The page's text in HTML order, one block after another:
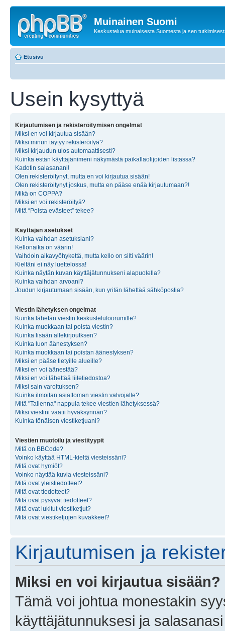
Muinainen Suomi
Keskustelua muinaisesta Suomesta ja sen
Etusivu
Usein kysyttyä
Kirjautumisen ja rekisteröitymisen ongelmat
Miksi en voi kirjautua sisään?
Miksi minun täytyy rekisteröityä?
Miksi kirjaudun ulos automaattisesti?
Kuinka estän käyttäjänimeni näkymästä paikallaolijoiden listassa?
Kadotin salasanani!
Olen rekisteröitynyt, mutta en voi kirjautua sisään!
Olen rekisteröitynyt joskus, mutta en pääse enää kirjautumaan?!
Mikä on COPPA?
Miksi en voi rekisteröityä?
Mitä “Poista evästeet” tekee?
Käyttäjän asetukset
Kuinka vaihdan asetuksiani?
Kellonaika on väärin!
Vaihdoin aikavyöhykettä, mutta kello on silti väärin!
Kieltäni ei näy luettelossa!
Kuinka näytän kuvan käyttäjätunnukseni alapuolella?
Kuinka vaihdan arvoani?
Joudun kirjautumaan sisään, kun yritän lähettää sähköpostia?
Viestin lähetyksen ongelmat
Kuinka lähetän viestin keskustelufoorumille?
Kuinka muokkaan tai poista viestin?
Kuinka lisään allekirjoutksen?
Kuinka luon äänestyksen?
Kuinka muokkaan tai poistan äänestyksen?
Miksi en pääse tietyille alueille?
Miksi en voi äänestää?
Miksi en voi lähettää liitetiedostoa?
Miksi sain varoituksen?
Kuinka ilmoitan asiattoman viestin valvojalle?
Mitä "Tallenna" nappula tekee viestien lähetyksessä?
Miksi viestini vaatii hyväksynnän?
Kuinka tönäisen viestiketjuani?
Viestien muotoilu ja viestityypit
Mitä on BBCode?
Voinko käyttää HTML-kieltä viesteissäni?
Mitä ovat hymiöt?
Voinko näyttää kuvia viesteissäni?
Mitä ovat yleistiedotteet?
Mitä ovat tiedotteet?
Mitä ovat pysyvät tiedotteet?
Mitä ovat lukitut viestiketjut?
Mitä ovat viestiketjujen kuvakkeet?
Kirjautumisen ja
Miksi en voi kirjautua sisään?
Tämä voi johtua monestakin
käyttäjätunnuksesi ja